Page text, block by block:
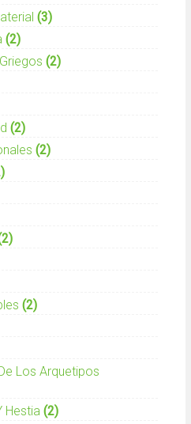
(3)
(2)
(2)
(2)
(2)
(2)
Los Arquetipos
Hestia (2)